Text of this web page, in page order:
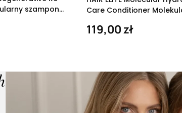
szampon
Care Conditioner
119,00 zł